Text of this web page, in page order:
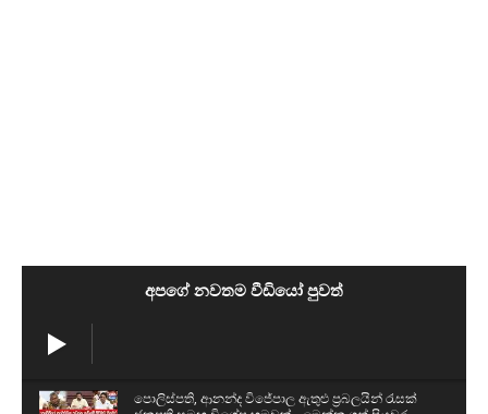
අපගේ නවතම වීඩියෝ පුවත්
පොලිස්පති, ආනන්ද විජේපාල ඇතුළු ප්‍රබලයින් රැසක්